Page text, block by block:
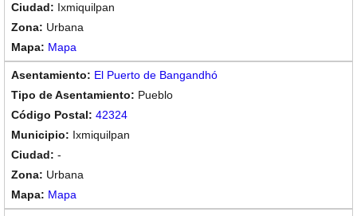
Ixmiquilpan
Urbana
Mapa
El Puerto de Bangandhó
Pueblo
42324
Ixmiquilpan
-
Urbana
Mapa